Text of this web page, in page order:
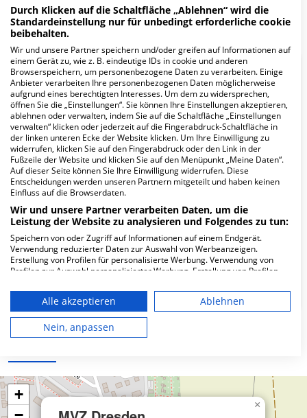
Mehr Informationen
FAQ
Hier ﬁnden Sie häuﬁg gestellte Fragen zu dieser Klinik.
Wie lautet die Adresse von MVZ Dresden
Friedrichstadt Zweigpraxis Großröhrsdorf?
01900 Großröhrsdorf
Wie ist die Telefonnummer von MVZ Dresden
×
+
Durch Klicken auf die Schaltfläche „Ablehnen“ wird die
Standardeinstellung nur für unbedingt erforderliche cookie
beibehalten.
Wir und unsere Partner speichern und/oder greifen auf Informationen auf
einem Gerät zu, wie z. B. eindeutige IDs in cookie und anderen
Browserspeichern, um personenbezogene Daten zu verarbeiten. Einige
Anbieter verarbeiten Ihre personenbezogenen Daten möglicherweise
aufgrund eines berechtigten Interesses. Um dem zu widersprechen,
öffnen Sie die „Einstellungen“. Sie können Ihre Einstellungen akzeptieren,
ablehnen oder verwalten, indem Sie auf die Schaltfläche „Einstellungen
verwalten“ klicken oder jederzeit auf die Fingerabdruck-Schaltfläche in
der linken unteren Ecke der Website klicken. Um Ihre Einwilligung zu
widerrufen, klicken Sie auf den Fingerabdruck oder den Link in der
Fußzeile der Website und klicken Sie auf den Menüpunkt „Meine Daten“.
Auf dieser Seite können Sie Ihre Einwilligung widerrufen. Diese
Entscheidungen werden unseren Partnern mitgeteilt und haben keinen
Einfluss auf die Browserdaten.
Wir und unsere Partner verarbeiten Daten, um die
Leistung der Website zu analysieren und Folgendes zu tun:
Speichern von oder Zugriff auf Informationen auf einem Endgerät.
Verwendung reduzierter Daten zur Auswahl von Werbeanzeigen.
Erstellung von Profilen für personalisierte Werbung. Verwendung von
Profilen zur Auswahl personalisierter Werbung. Erstellung von Profilen
personalisierter Inhalte. Messung der Werbeleistung. Messung der
Performance von Inhalten. Analyse von Zielgruppen durch Statistiken
oder Kombinationen von Daten aus verschiedenen Quellen. Entwicklung
und Verbesserung der Angebote. Verwendung reduzierter Daten zur
Auswahl von Inhalten.
die USA gesendet werden.
Ihre Einwilligung und die cookie Richtlinie gelten ausschließlich für diese
Website/App.
Partnerliste anzeigen (1 IAB-Anbieter)
Alle akzeptieren
Ablehnen
Nein, anpassen